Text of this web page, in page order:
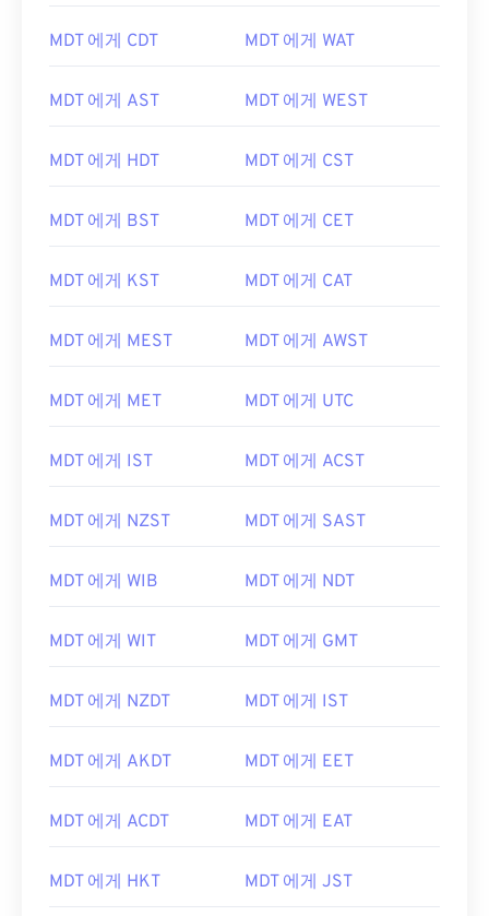
MDT 에게 CDT MDT 에게 WAT
MDT 에게 AST MDT 에게 WEST
MDT 에게 HDT MDT 에게 CST
MDT 에게 BST MDT 에게 CET
MDT 에게 KST MDT 에게 CAT
MDT 에게 MEST MDT 에게 AWST
MDT 에게 MET MDT 에게 UTC
MDT 에게 IST MDT 에게 ACST
MDT 에게 NZST MDT 에게 SAST
MDT 에게 WIB MDT 에게 NDT
MDT 에게 WIT MDT 에게 GMT
MDT 에게 NZDT MDT 에게 IST
MDT 에게 AKDT MDT 에게 EET
MDT 에게 ACDT MDT 에게 EAT
MDT 에게 HKT MDT 에게 JST